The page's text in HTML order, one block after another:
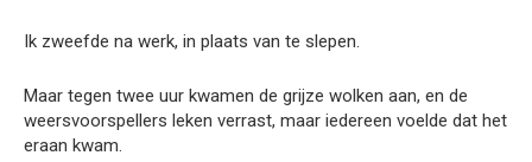
Ik zweefde na werk, in plaats van te slepen.
Maar tegen twee uur kwamen de grijze wolken aan, en de
weersvoorspellers leken verrast, maar iedereen voelde dat het
eraan kwam.